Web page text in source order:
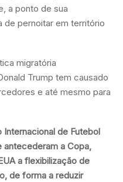
a ponto de sua
de pernoitar em território
migratória
Trump tem causado
e até mesmo para
Internacional de Futebol
a Copa,
a flexibilização de
de forma a reduzir